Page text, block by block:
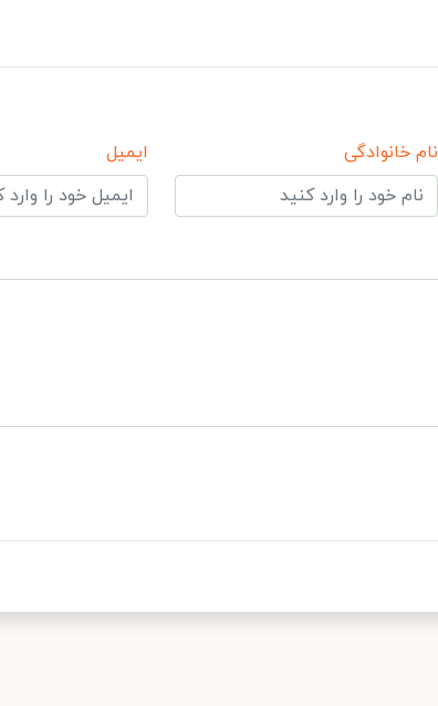
نام خانوادگی ایمیل